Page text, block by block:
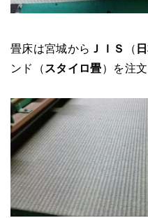
畳床は宮城から ＪＩＳ （
ンド（ スタイロ畳）を注